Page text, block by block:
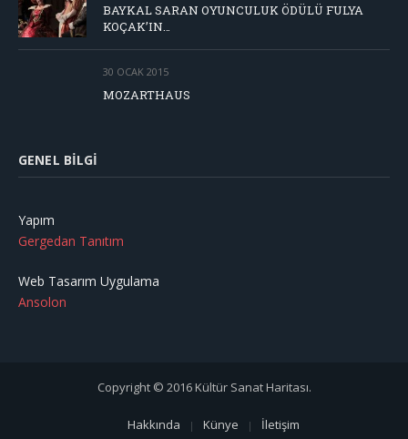
BAYKAL SARAN OYUNCULUK ÖDÜLÜ FULYA
KOÇAK’IN…
30 OCAK 2015
MOZARTHAUS
GENEL BILGI
Yapım
Gergedan Tanıtım
Web Tasarım Uygulama
Ansolon
Copyright © 2016 Kültür Sanat Haritası.
Hakkında Künye İletişim